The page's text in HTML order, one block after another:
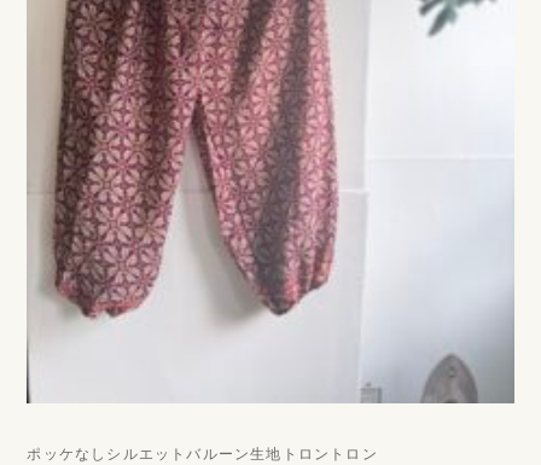
ポッケなしシルエットバルーン生地トロントロン